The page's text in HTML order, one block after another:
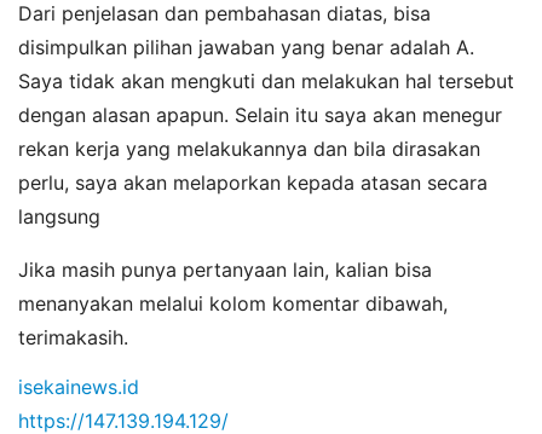
Dari penjelasan dan pembahasan diatas, bisa
disimpulkan pilihan jawaban yang benar adalah A.
Saya tidak akan mengkuti dan melakukan hal tersebut
dengan alasan apapun. Selain itu saya akan menegur
rekan kerja yang melakukannya dan bila dirasakan
perlu, saya akan melaporkan kepada atasan secara
langsung
Jika masih punya pertanyaan lain, kalian bisa
menanyakan melalui kolom komentar dibawah,
terimakasih.
isekainews.id
https://147.139.194.129/